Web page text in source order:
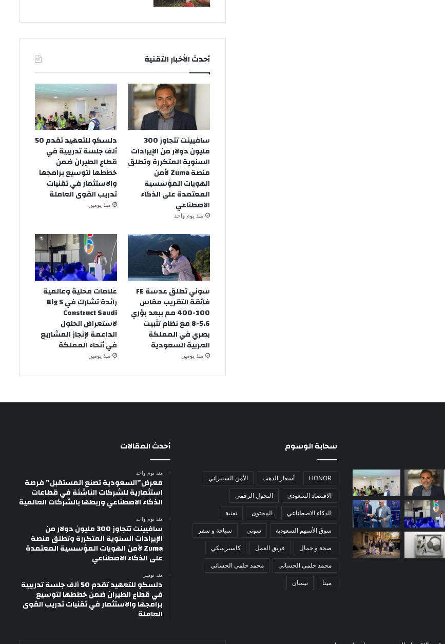
أحدث الأخبار التقنية
سافيينت تتجاوز 300
مليون دولار من الإيرادات
السنوية المتكررة وتطلق
منصة Zuma لأمن
الهويات المؤسسية
المعتمدة على الذكاء
الاصطناعي
منذ يوم واحد
دلسكو للتعهيد تقدم 50
ألف جلسة تدريبية في
قطاع الطيران ضمن
خططها لتوسيع برامجها
والاستثمار في تقنيات
تدريب القوى العاملة
منذ يومين
سوني تطلق عدسة FE
فائقة التقريب مقاس
100-400 مم ببعد بؤري
5.6-8 مع نظام تثبيت
بصري في المملكة
العربية السعودية
منذ يومين
علامات محلية وعالمية
رائدة تشارك في Big 5
Construct Saudi
لاستعراض الحلول
الداعمة لإنجاز المشاريع
في أنحاء المملكة
منذ يومين
سحابة الوسوم
HONOR أسعار الذهب الأمن السيبراني
الاقتصاد السعودي التحول الرقمي
الذكاء الاصطناعي المحتوى تقنية
سوق الأسهم السعودية سوني سياحة و سفر
صحة و جمال فريق العمل كاسبرسكي
محمد حلمى الحسانى محمد حلمي الحساني
ميتا نيسان
أحدث المقالات
منذ يوم واحد
معرض”السعودية تصنع المستقبل” فرصة
استثمارية للشركات الناشئة في قطاعات
الذكاء الاصطناعي وربطها بالشركات العالمية
منذ يوم واحد
سافيينت تتجاوز 300 مليون دولار من
الإيرادات السنوية المتكررة وتطلق منصة
Zuma لأمن الهويات المؤسسية المعتمدة
على الذكاء الاصطناعي
منذ يومين
دلسكو للتعهيد تقدم 50 ألف جلسة تدريبية
في قطاع الطيران ضمن خططها لتوسيع
برامجها والاستثمار في تقنيات تدريب القوى
العاملة